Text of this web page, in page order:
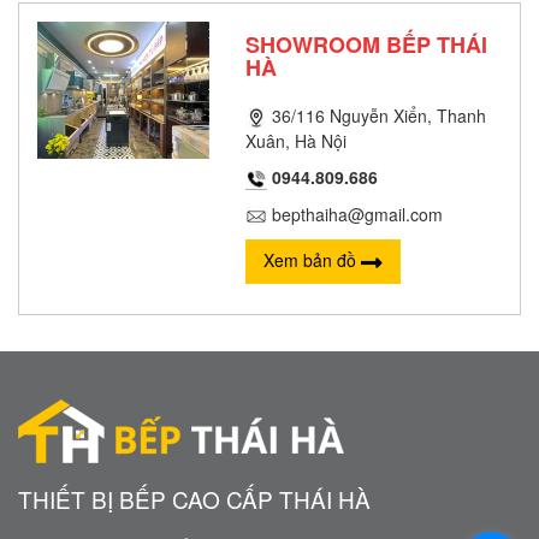
SHOWROOM BẾP THÁI
HÀ
36/116 Nguyễn Xiển, Thanh
Xuân, Hà Nội
0944.809.686
bepthaiha@gmail.com
Xem bản đồ
THIẾT BỊ BẾP CAO CẤP THÁI HÀ